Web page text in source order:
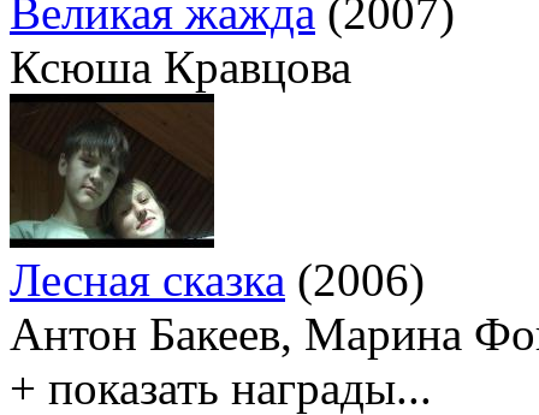
Великая жажда (2007)
Ксюша Кравцова
Лесная сказка (2006)
Антон Бакеев, Марина
+ показать награды...